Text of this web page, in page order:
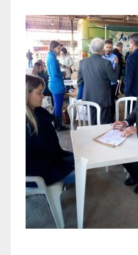
Telefones Úteis
Secretarias
Estrutura organizacional
Administração
Assistência Social
Educação, Cultura,
Sala Multidisciplinar Saber
Escola Municipal de